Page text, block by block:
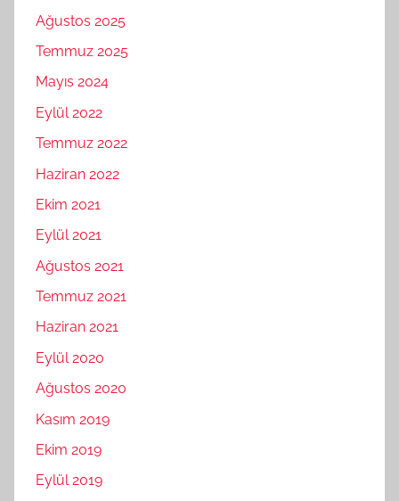
Ağustos 2025
Temmuz 2025
Mayıs 2024
Eylül 2022
Temmuz 2022
Haziran 2022
Ekim 2021
Eylül 2021
Ağustos 2021
Temmuz 2021
Haziran 2021
Eylül 2020
Ağustos 2020
Kasım 2019
Ekim 2019
Eylül 2019